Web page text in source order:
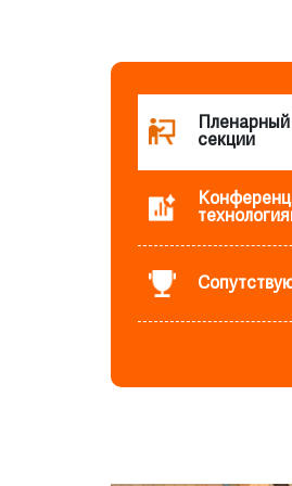
секции